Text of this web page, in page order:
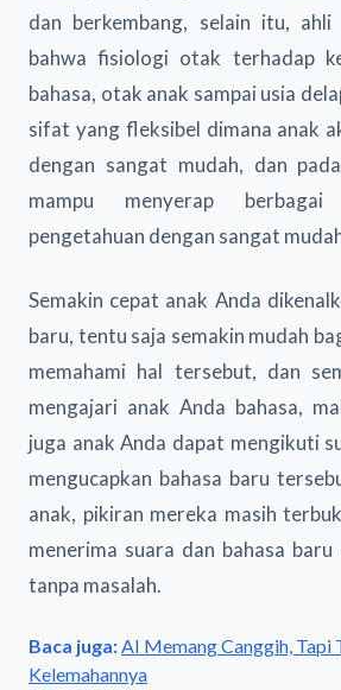
dan berkembang, selain itu, ahli
bahwa fisiologi otak terhadap
bahasa, otak anak sampai usia
sifat yang fleksibel dimana anak
dengan sangat mudah, dan
mampu menyerap
pengetahuan dengan sangat
Semakin cepat anak Anda
baru, tentu saja semakin mudah
memahami hal tersebut, dan
mengajari anak Anda bahasa,
juga anak Anda dapat mengikuti
mengucapkan bahasa baru
anak, pikiran mereka masih
menerima suara dan bahasa
tanpa masalah.
Baca juga:AI Memang Canggih, Tapi
Kelemahannya